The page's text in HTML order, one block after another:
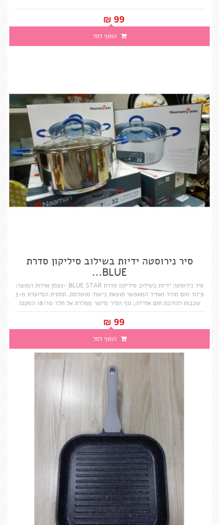
99 ₪‎
הוסף לסל
סיר נירוסטה ידיות בשילוב סיליקון סדרת
BLUE...
סיר נירוסטה ידיות בשילוב סיליקון סדרת BLUE STAR -נעמן אודות המוצר:
פיזור חום מהיר ואחיד המאפשר תוצאת בישול מושלמת, תחתית המיוצרת מ-3
שכבות להולכת חום אחידה, גוף הסיר מיוצר מפלדת אל חלד 18/10 המקנה
לסיר חוזק ושמירה לאורך זמן, ידיות ארגונומיות בשילוב סיליקון לאחיזה נוחה
ומבודדת חום, מכסה המתוכנן לאטימה אופטימלית בזמן הבישול, בתוספת
פתח שחרור אדים בצד המכסה,...
99 ₪‎
הוסף לסל